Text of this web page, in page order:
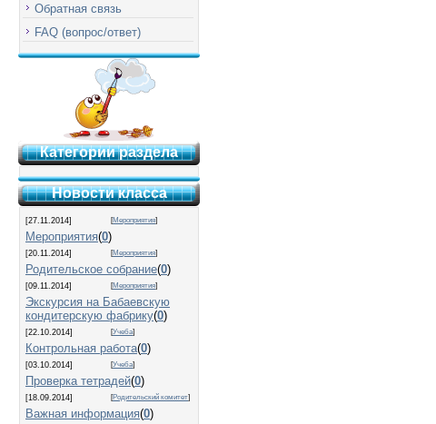
Обратная связь
FAQ (вопрос/ответ)
Категории раздела
Новости класса
[27.11.2014] [Мероприятия]
Мероприятия(0)
[20.11.2014] [Мероприятия]
Родительское собрание(0)
[09.11.2014] [Мероприятия]
Экскурсия на Бабаевскую
кондитерскую фабрику(0)
[22.10.2014] [Учеба]
Контрольная работа(0)
[03.10.2014] [Учеба]
Проверка тетрадей(0)
[18.09.2014] [Родительский комитет]
Важная информация(0)